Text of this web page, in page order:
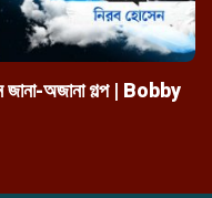
জানা-অজানা গল্প | Bobby